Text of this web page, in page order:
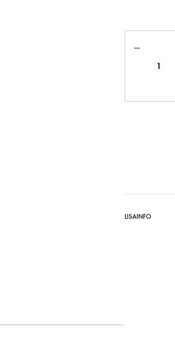
LISAINFO